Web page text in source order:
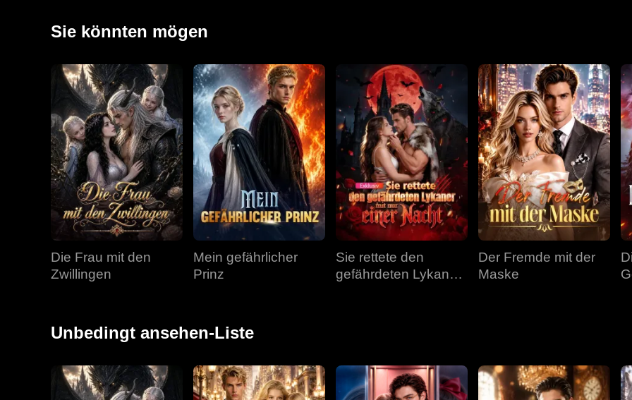
Sie könnten mögen
Die Frau mit den
Zwillingen
Mein gefährlicher
Prinz
Sie rettete den
gefährdeten Lykaner
Der Fremde mit der
Maske
Unbedingt ansehen-Liste